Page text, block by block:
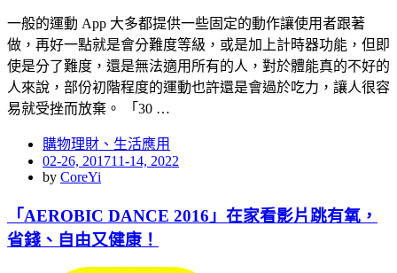
一般的運動 App 大多都提供一些固定的動作讓使用者跟著
做，再好一點就是會分難度等級，或是加上計時器功能，但即
使是分了難度，還是無法適用所有的人，對於體能真的不好的
人來說，部份初階程度的運動也許還是會過於吃力，讓人很容
易就受挫而放棄。 「30 …
購物理財、生活應用
Posted
on
02-26, 201711-14, 2022
by CoreYi
「AEROBIC DANCE 2016」在家看影片跳有氧，
省錢、自由又健康！